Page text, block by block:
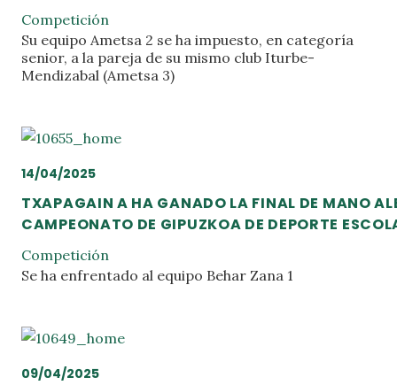
Competición
Su equipo Ametsa 2 se ha impuesto, en categoría
senior, a la pareja de su mismo club Iturbe-
Mendizabal (Ametsa 3)
14/04/2025
TXAPAGAIN A HA GANADO LA FINAL DE MANO
CAMPEONATO DE GIPUZKOA DE DEPORTE
Competición
Se ha enfrentado al equipo Behar Zana 1
09/04/2025